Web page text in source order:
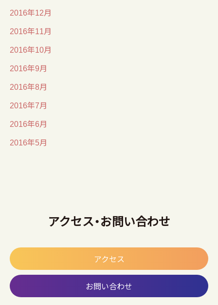
2016年12月
2016年11月
2016年10月
2016年9月
2016年8月
2016年7月
2016年6月
2016年5月
アクセス・お問い合わせ
アクセス
お問い合わせ